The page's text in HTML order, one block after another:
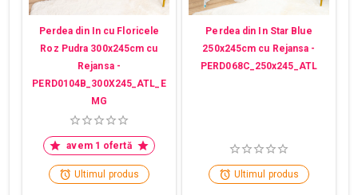
Perdea din In cu Floricele
Roz Pudra 300x245cm cu
Rejansa -
PERD0104B_300X245_ATL_E
MG
avem 1 ofertă
Ultimul produs
Perdea din In Star Blue
250x245cm cu Rejansa -
PERD068C_250x245_ATL
Ultimul produs